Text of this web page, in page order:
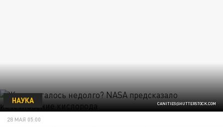
CANITIES\SHUTTERSTOCK.COM
НАУКА
28 МАЯ 05:00